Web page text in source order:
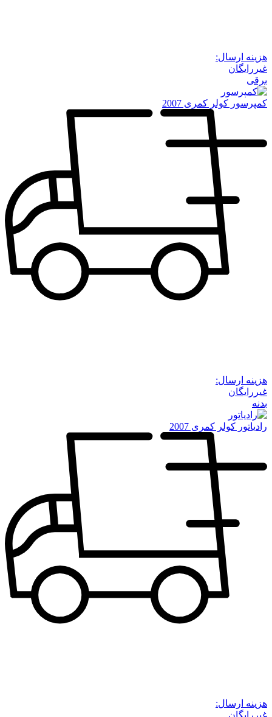
هزینه ارسال:
غیررایگان
برقی
کمپرسور کولر کمری 2007
هزینه ارسال:
غیررایگان
بدنه
رادیاتور کولر کمری 2007
هزینه ارسال: